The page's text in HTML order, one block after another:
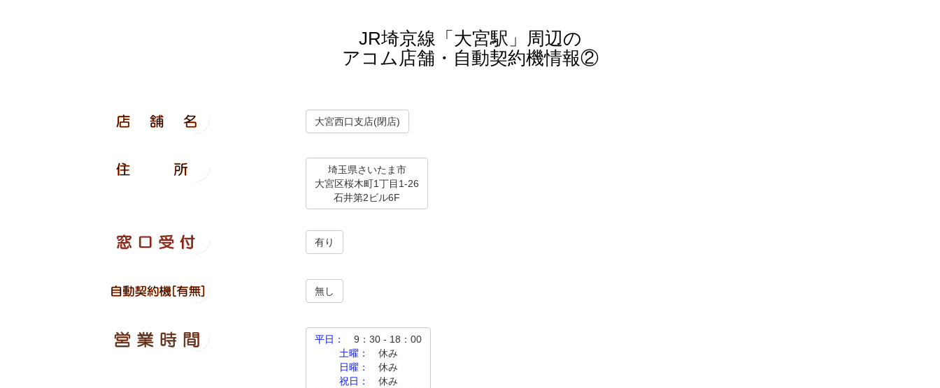
JR埼京線「大宮駅」周辺の
アコム店舗・自動契約機情報②
大宮西口支店(閉店)
埼玉県さいたま市
大宮区桜木町1丁目1-26
石井第2ビル6F
有り
無し
平日：
9：30 - 18：00
土曜：
休み
日曜：
休み
祝日：
休み